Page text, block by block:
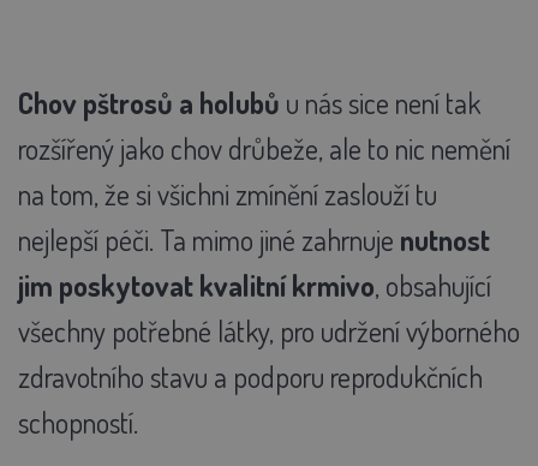
Chov pštrosů a holubů u nás sice není tak
rozšířený jako chov drůbeže, ale to nic nemění
na tom, že si všichni zmínění zaslouží tu
nejlepší péči. Ta mimo jiné zahrnuje nutnost
jim poskytovat kvalitní krmivo, obsahující
všechny potřebné látky, pro udržení výborného
zdravotního stavu a podporu reprodukčních
schopností.